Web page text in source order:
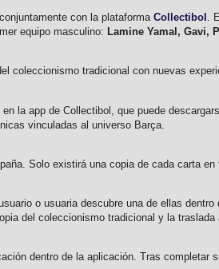
con la plataforma Collectibol .
equipo masculino: Lamine Yamal, Gavi,
coleccionismo tradicional con nuevas
en la app de Collectibol, que puede
vinculadas al universo Barça.
Solo existirá una copia de cada carta
o usuaria descubre una de ellas dentro
del coleccionismo tradicional y la traslada
dentro de la aplicación. Tras completar